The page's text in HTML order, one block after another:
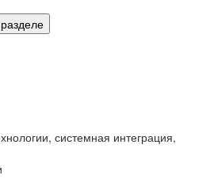
системная интеграция,